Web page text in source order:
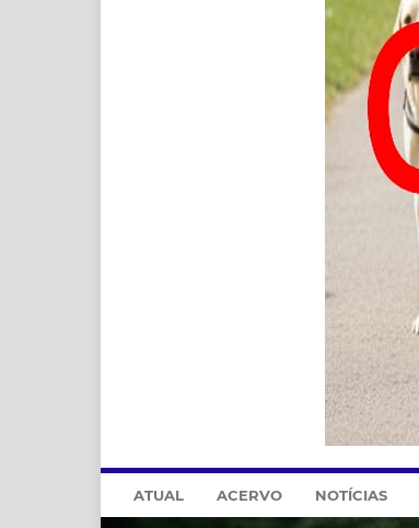
ATUAL ACERVO NOTÍCIAS